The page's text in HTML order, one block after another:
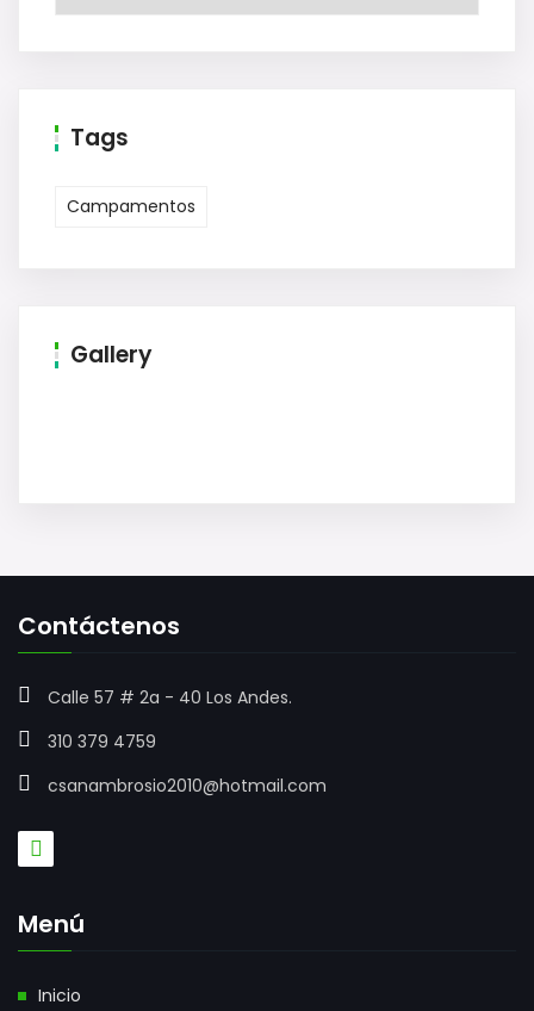
Tags
Campamentos
Gallery
Contáctenos
Calle 57 # 2a - 40 Los Andes.
310 379 4759
csanambrosio2010@hotmail.com
Menú
Inicio